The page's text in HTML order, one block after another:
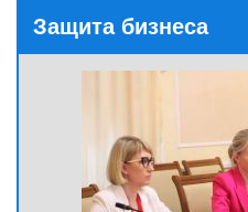
Защита бизнеса